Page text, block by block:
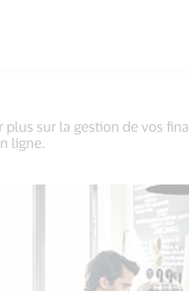
sur la gestion de vos
ligne.